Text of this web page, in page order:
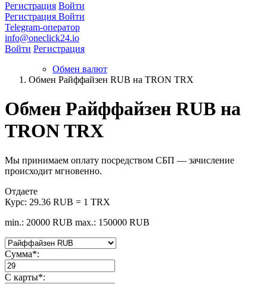
Регистрация Войти
Регистрация Войти
Telegram-оператор
info@oneclick24.io
Войти Регистрация
Обмен валют
Обмен Райффайзен RUB на TRON TRX
Обмен Райффайзен RUB на
TRON TRX
Мы принимаем оплату посредством СБП — зачисление
происходит мгновенно.
Отдаете
Курс: 29.36 RUB = 1 TRX
min.: 20000 RUB max.: 150000 RUB
Сумма*:
С карты*: